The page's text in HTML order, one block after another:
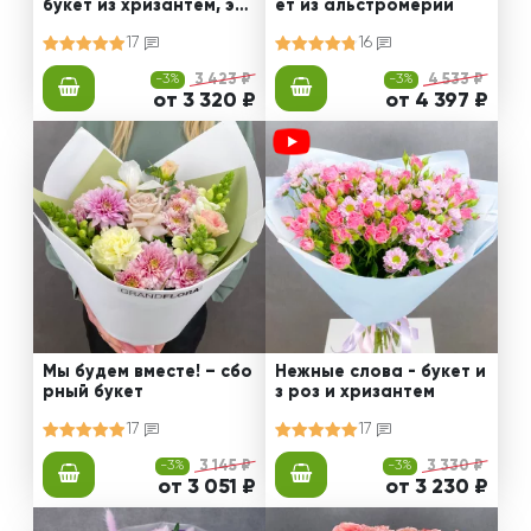
букет из хризантем, эус
17
-3% 3 423 ₽
от 3 320 ₽
ет из альстромерии
16
-3% 4 533 ₽
от 4 397 ₽
Мы будем вместе! – сбо
рный букет
17
-3% 3 145 ₽
от 3 051 ₽
Нежные слова - букет и
з роз и хризантем
17
-3% 3 330 ₽
от 3 230 ₽